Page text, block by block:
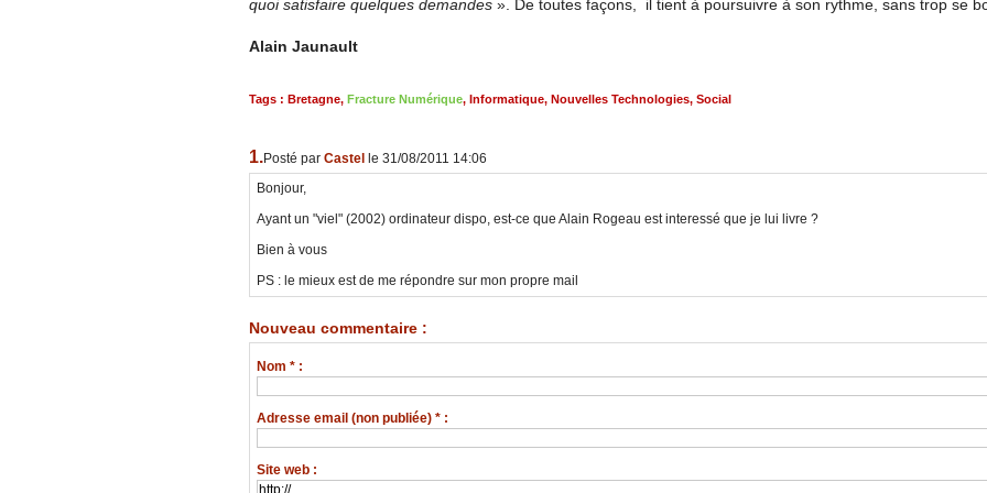
quoi satisfaire quelques demandes». De toutes façons, il tient à poursuivre à son rythme, sans trop se
Alain Jaunault
Tags: Bretagne, Fracture Numérique, Informatique, Nouvelles Technologies, Social
1.Posté par Castel
le 31/08/2011 14:06
Bonjour,
Ayant un "viel" (2002) ordinateur dispo, est-ce que Alain Rogeau est interessé que je lui livre ?
Bien à vous
PS : le mieux est de me répondre sur mon propre mail
Nouveau commentaire :
Nom * :
Adresse email (non publiée) * :
Site web :